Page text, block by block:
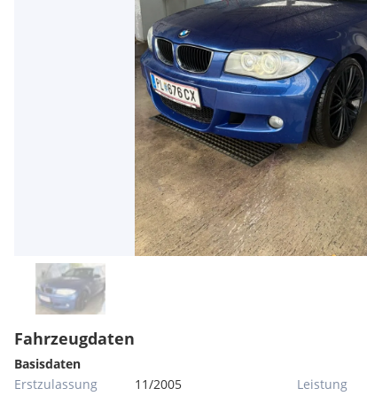
Fahrzeugdaten
Basisdaten
Erstzulassung
11/2005 Leistung